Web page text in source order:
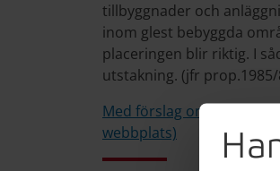
tillbyggnader och
inom glest bebyggda
placeringen blir riktig. I
utstakning. (jfr prop.1985/
Med förslag om en ny
webbplats)